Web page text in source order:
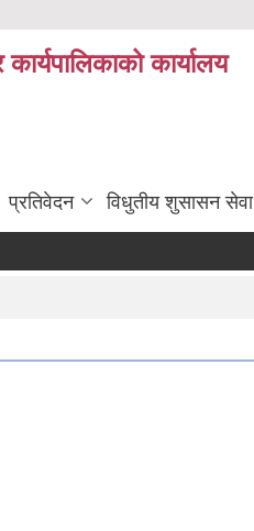
कार्यालय
प्रतिवेदन विधुतीय शुसासन सेवा